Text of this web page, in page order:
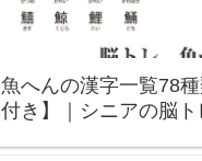
魚へんの漢字一覧78
付き】｜シニアの脳ト